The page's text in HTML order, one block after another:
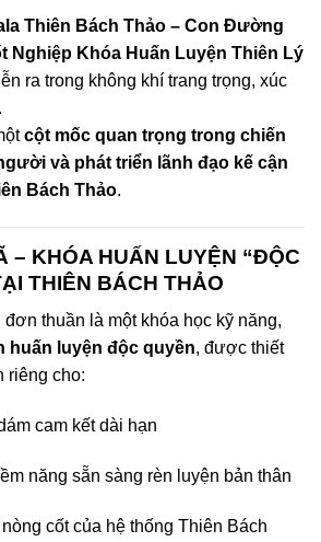
Thiên Bách Thảo – Con Đường
Nghiệp Khóa Huấn Luyện Thiên Lý
ra trong không khí trang trọng, xúc
cột mốc quan trọng trong chiến
và phát triển lãnh đạo kế cận
Bách Thảo.
– KHÓA HUẤN LUYỆN “ĐỘC
THIÊN BÁCH THẢO
đơn thuần là một khóa học kỹ năng,
huấn luyện độc quyền, được thiết
riêng cho:
cam kết dài hạn
năng sẵn sàng rèn luyện bản thân
cốt của hệ thống Thiên Bách